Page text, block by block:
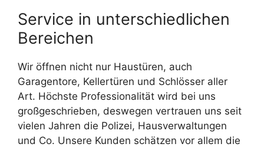
Service in unterschiedlichen
Bereichen
Wir öffnen nicht nur Haustüren, auch
Garagentore, Kellertüren und Schlösser aller
Art. Höchste Professionalität wird bei uns
großgeschrieben, deswegen vertrauen uns seit
vielen Jahren die Polizei, Hausverwaltungen
und Co. Unsere Kunden schätzen vor allem die